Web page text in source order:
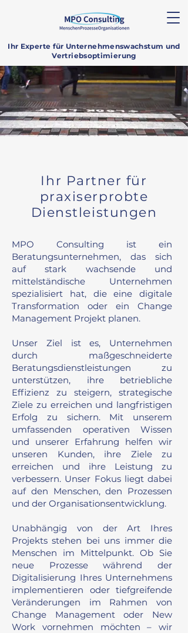
Ihr Experte für Unternehmenswachstum und
Vertriebsoptimierung
Ihr Partner für
praxiserprobte
Dienstleistungen
MPO Consulting ist ein
Beratungsunternehmen, das sich
auf stark wachsende und
mittelständische Unternehmen
spezialisiert hat, die eine digitale
Transformation oder ein Change
Management Projekt planen.
Unser Ziel ist es, Unternehmen
durch maßgeschneiderte
Beratungsdienstleistungen zu
unterstützen, ihre betriebliche
Effizienz zu steigern, strategische
Ziele zu erreichen und langfristigen
Erfolg zu sichern. Mit unserem
umfassenden operativen Wissen
und unserer Erfahrung helfen wir
unseren Kunden, ihre Ziele zu
erreichen und ihre Leistung zu
verbessern. Unser Fokus liegt dabei
auf den Menschen, den Prozessen
und der Organisationsentwicklung.
Unabhängig von der Art Ihres
Projekts stehen bei uns immer die
Menschen im Mittelpunkt. Ob Sie
neue Prozesse während der
Digitalisierung Ihres Unternehmens
implementieren oder tiefgreifende
Veränderungen im Rahmen von
Change Management oder New
Work vornehmen möchten – wir